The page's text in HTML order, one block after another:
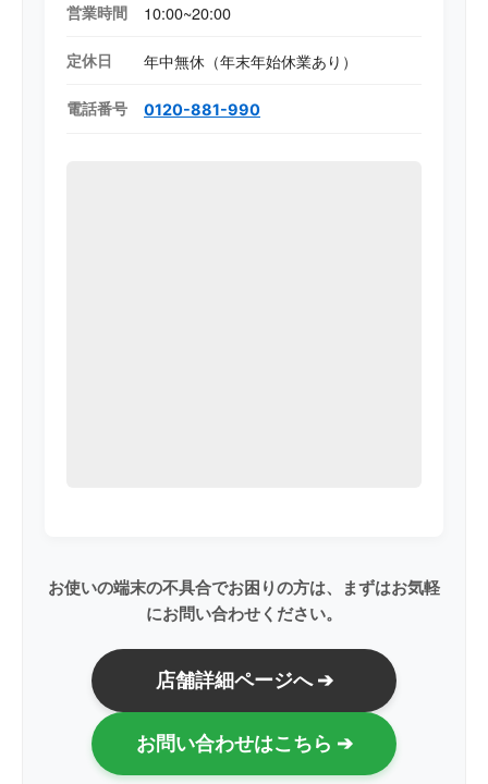
営業時間 10:00~20:00
定休日 年中無休（年末年始休業あり）
電話番号 0120-881-990
お使いの端末の不具合でお困りの方は、まずはお気軽
にお問い合わせください。
店舗詳細ページへ ➔
お問い合わせはこちら ➔